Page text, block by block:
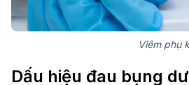
Viêm phụ
Dấu hiệu đau bụng